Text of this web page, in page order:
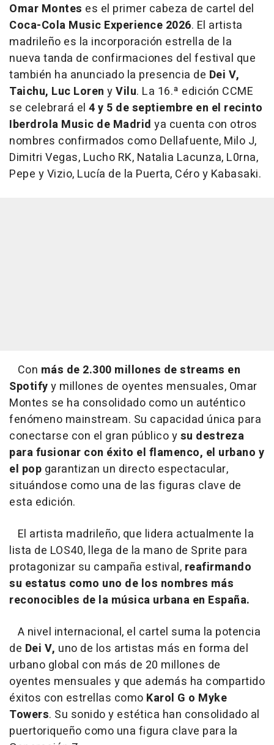
Omar Montes es el primer cabeza de cartel del
Coca-Cola Music Experience 2026. El artista
madrileño es la incorporación estrella de la
nueva tanda de confirmaciones del festival que
también ha anunciado la presencia de Dei V,
Taichu, Luc Loren yVilu. La 16.ª edición CCME
se celebrará el 4 y 5 de septiembre en el recinto
Iberdrola Music de Madrid ya cuenta con otros
nombres confirmados como Dellafuente, Milo J,
Dimitri Vegas, Lucho RK, Natalia Lacunza, L0rna,
Pepe y Vizio, Lucía de la Puerta, Céro y Kabasaki.
Con más de 2.300 millones de streams en
Spotifyy millones de oyentes mensuales, Omar
Montes se ha consolidado como un auténtico
fenómeno mainstream. Su capacidad única para
conectarse con el gran público ysu destreza
para fusionar con éxito el flamenco, el urbano y
el pop garantizan un directo espectacular,
situándose como una de las figuras clave de
esta edición.
El artista madrileño, que lidera actualmente la
lista de LOS40, llega de la mano de Sprite para
protagonizar su campaña estival, reafirmando
su estatus como uno de los nombres más
reconocibles de la música urbana en España.
A nivel internacional, el cartel suma la potencia
de Dei V, uno de los artistas más en forma del
urbano global con más de 20 millones de
oyentes mensuales y que además ha compartido
éxitos con estrellas como Karol G o Myke
Towers. Su sonido y estética han consolidado al
puertoriqueño como una figura clave para la